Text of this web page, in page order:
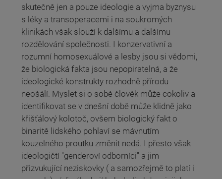
skutečně jen a pouze ideologie a vyjma byznysu
s léky a transoperacemi i na soukromých
klinikách však slouží k dalšímu a dalšímu
rozdělování společnosti. I konzervativní a
rozumní homosexuálové a lesby jsou si vědomi,
že biologická fakta jsou nepopiratelná, a že
ideologické konstrukty rozhodně přírodu
neošálí. Myslet si o sobě člověk může cokoliv a
identifikovat se v dnešní době může klidně jako
křišťálový kolotoč, ovšem biologický fakt o
binaritě lidského pohlaví se mávnutím
kouzelného proutku změnit nedá. I přesto však
ideologičtí "genderoví odborníci" a jim
přizvukující neziskovky ( a samozřejmě to platí i